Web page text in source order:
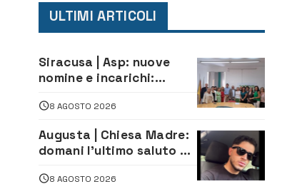
ULTIMI ARTICOLI
Siracusa | Asp: nuove
nomine e incarichi:
di Sanità pubblica,
Matteliano al Servizio
Legale
8 AGOSTO 2026
Augusta | Chiesa Madre:
domani l’ultimo saluto ad
morto in un incidente
8 AGOSTO 2026